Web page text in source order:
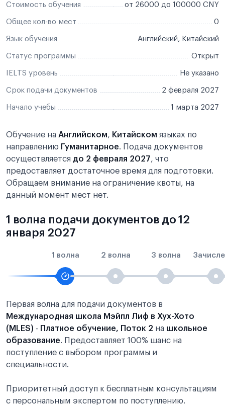
Стоимость обучения от 26000 до 100000 CNY
Общее кол-во мест 0
Язык обучения Английский, Китайский
Статус программы Открыт
IELTS уровень Не указано
Срок подачи документов 2 февраля 2027
Начало учебы 1 марта 2027
Обучение на Английском, Китайском языках по
направлению Гуманитарное. Подача документов
осуществляется до 2 февраля 2027, что
предоставляет достаточное время для подготовки.
Обращаем внимание на ограничение квоты, на
данный момент мест нет.
1 волна подачи документов до 12
января 2027
1 волна 2 волна 3 волна
Первая волна для подачи документов в
Международная школа Мэйпл Лиф в Хух-Хото
(MLES) - Платное обучение, Поток 2 на школьное
образование. Предоставляет 100% шанс на
поступление с выбором программы и
специальности.
Приоритетный доступ к бесплатным консультациям
с персональным экспертом по поступлению.